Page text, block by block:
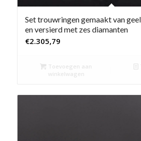
Set trouwringen gemaakt van
en versierd met zes diamanten
€2.305,79
Toevoegen aan
winkelwagen